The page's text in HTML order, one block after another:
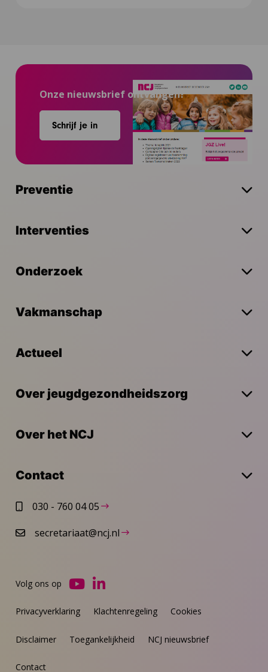
Onze nieuwsbrief ontvangen?
Schrijf je in
Preventie
Interventies
Onderzoek
Vakmanschap
Actueel
Over jeugdgezondheidszorg
Over het NCJ
Contact
030 - 760 04 05
secretariaat@ncj.nl
Privacyverklaring Klachtenregeling Cookies
Disclaimer Toegankelijkheid NCJ nieuwsbrief
Contact
Volg ons op
Ga
YouTube
Ga